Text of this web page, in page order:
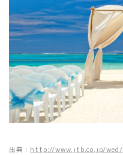
出典： http://www.jtb.co.jp/wed/